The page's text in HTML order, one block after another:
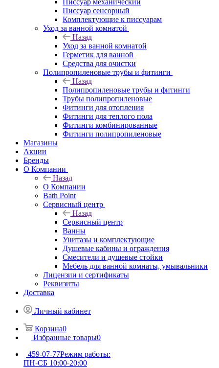
Писсуар механический
Писсуар сенсорный
Комплектующие к писсуарам
Уход за ванной комнатой
Назад
Уход за ванной комнатой
Герметик для ванной
Средства для очистки
Полипропиленовые трубы и фитинги
Назад
Полипропиленовые трубы и фитинги
Трубы полипропиленовые
Фитинги для отопления
Фитинги для теплого пола
Фитинги комбинированные
Фитинги полипропиленовые
Магазины
Акции
Бренды
О Компании
Назад
О Компании
Bath Point
Сервисный центр
Назад
Сервисный центр
Ванны
Унитазы и комплектующие
Душевые кабины и ограждения
Смесители и душевые стойки
Мебель для ванной комнаты, умывальники
Лицензии и сертификаты
Реквизиты
Доставка
Личный кабинет
Корзина0
Избранные товары0
459-07-77Режим работы:
ПН-СБ 10:00-20:00